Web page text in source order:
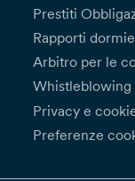
Prestiti
Rapporti
Arbitro per le
Whistleblowing
Privacy e
Preferenze